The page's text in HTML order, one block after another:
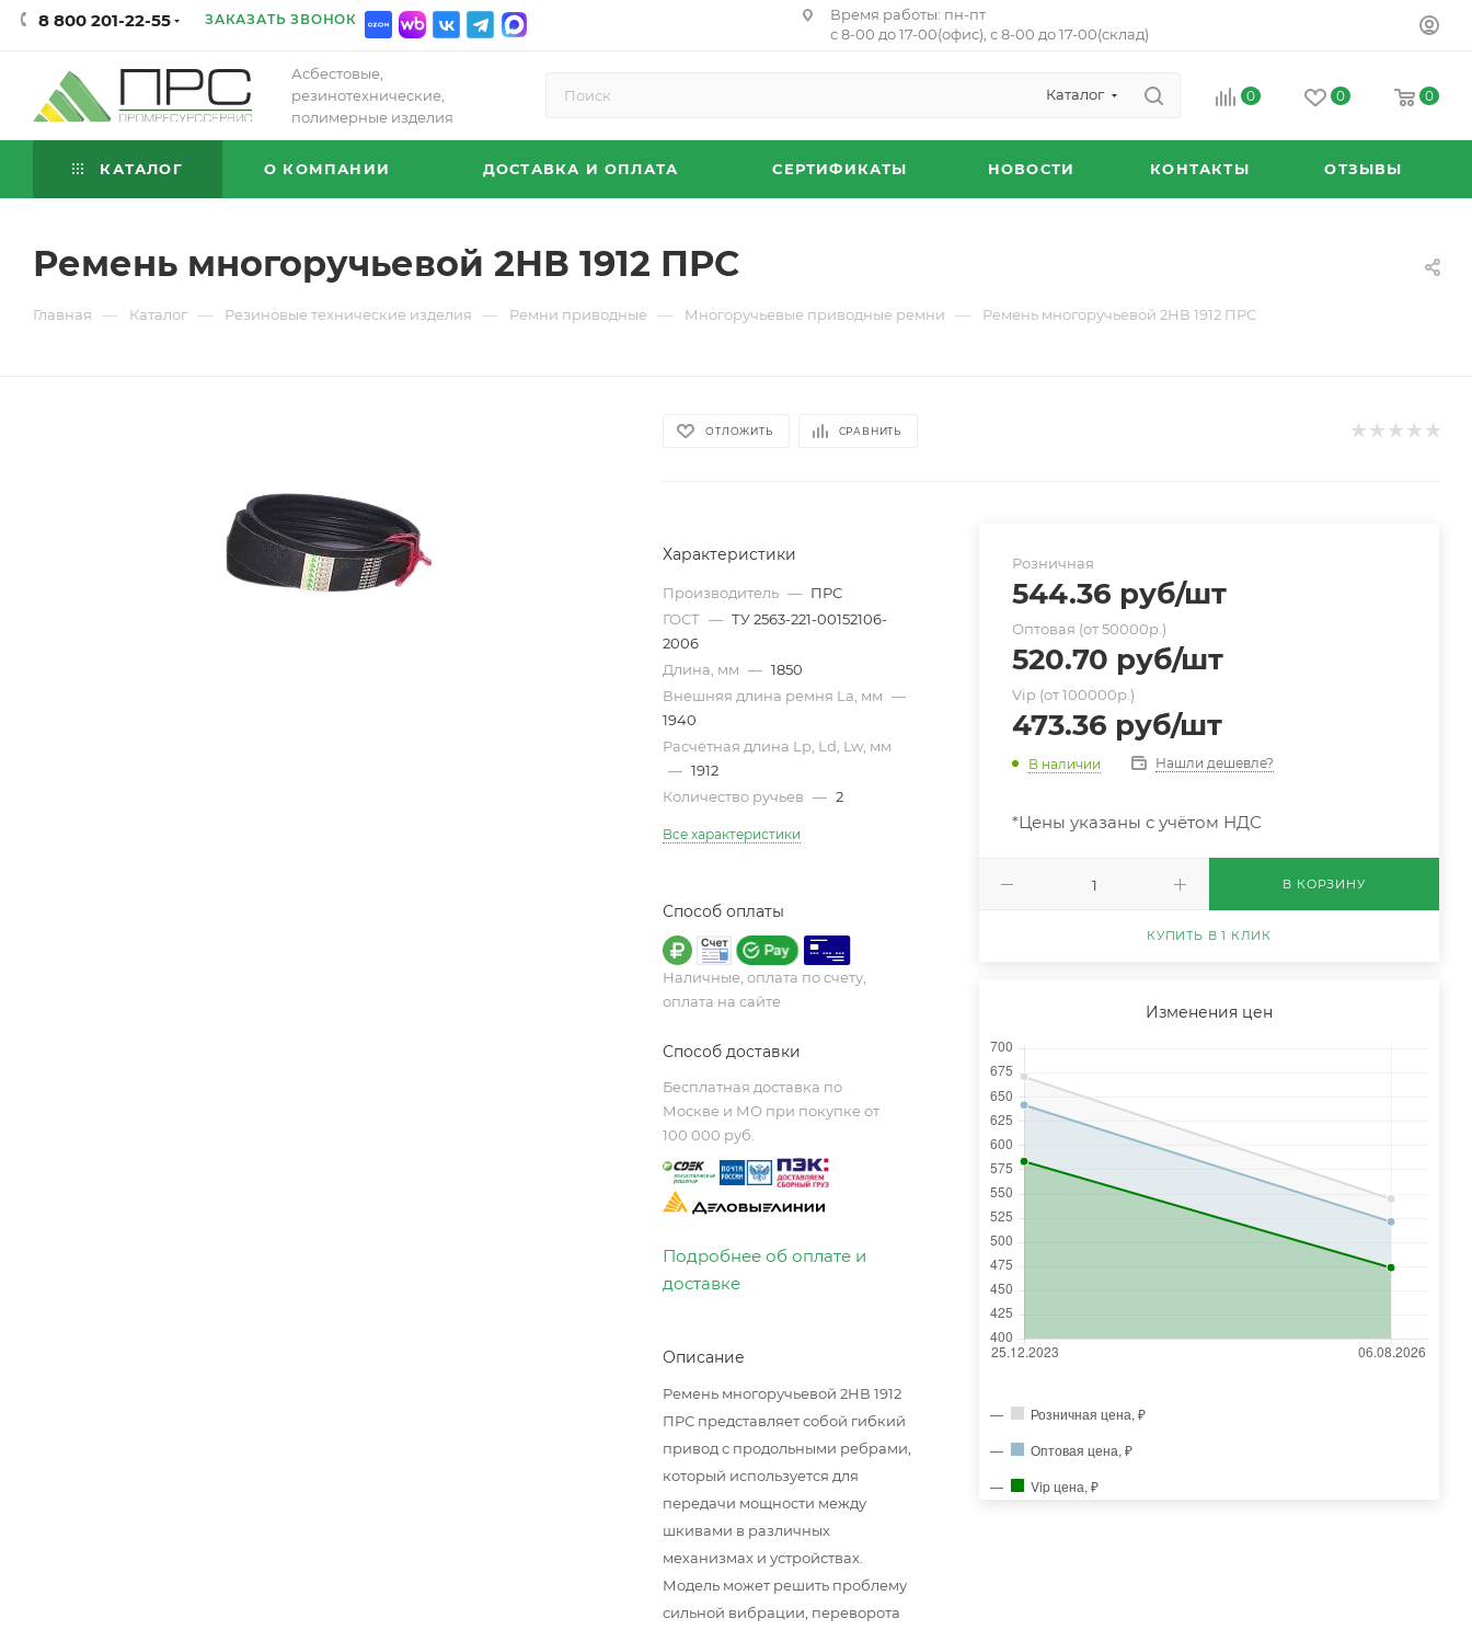
8 800 201-22-55 ЗАКАЗАТЬ ЗВОНОК
Время работы: пн-пт
с 8-00 до 17-00(офис), с 8-00 до 17-00(склад)
Асбестовые,
резинотехнические,
полимерные изделия
Каталог 0 0 0
КАТАЛОГ О КОМПАНИИ ДОСТАВКА И ОПЛАТА СЕРТИФИКАТЫ НОВОСТИ КОНТАКТЫ ОТЗЫВЫ
Ремень многоручьевой 2НВ 1912 ПРС
Главная — Каталог — Резиновые технические изделия — Ремни приводные — Многоручьевые приводные ремни — Ремень многоручьевой 2НВ 1912 ПРС
ОТЛОЖИТЬ СРАВНИТЬ
Характеристики
Производитель — ПРС
ГОСТ — ТУ 2563-221-00152106-
2006
Длина, мм — 1850
Внешняя длина ремня La, мм —
1940
Расчётная длина Lp, Ld, Lw, мм
— 1912
Количество ручьев — 2
Все характеристики
Способ оплаты
Наличные, оплата по счету,
оплата на сайте
Способ доставки
Бесплатная доставка по
Москве и МО при покупке от
100 000 руб.
Подробнее об оплате и
доставке
Описание
Ремень многоручьевой 2НВ 1912
ПРС представляет собой гибкий
привод с продольными ребрами,
который используется для
передачи мощности между
шкивами в различных
механизмах и устройствах.
Модель может решить проблему
сильной вибрации, переворота
Розничная
544.36 руб/шт
Оптовая (от 50000р.)
520.70 руб/шт
Vip (от 100000р.)
473.36 руб/шт
В наличии Нашли дешевле?
*Цены указаны с учётом НДС
В КОРЗИНУ
КУПИТЬ В 1 КЛИК
Изменения цен
Розничная цена, ₽
Оптовая цена, ₽
Vip цена, ₽